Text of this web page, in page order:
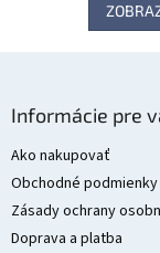
Informácie pre
Ako nakupovať
Obchodné podmienky
Zásady ochrany
Doprava a platba